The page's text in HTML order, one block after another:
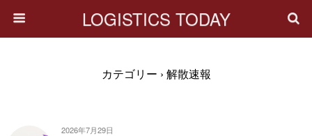
LOGISTICS TODAY
カテゴリー › 解散速報
2026年7月29日